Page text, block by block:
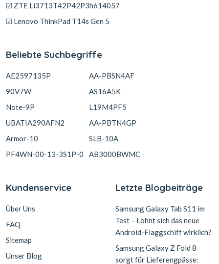
☑ ZTE Li3713T42P42P3h614057
☑ Lenovo ThinkPad T14s Gen 5
Beliebte Suchbegriffe
AE2597135P
90V7W
Note-9P
UBATIA290AFN2
Armor-10
PF4WN-00-13-3S1P-0
AA-PBSN4AF
AS16A5K
L19M4PF5
AA-PBTN4GP
SLB-10A
AB3000BWMC
Kundenservice
Über Uns
FAQ
Sitemap
Unser Blog
Letzte Blogbeiträge
Samsung Galaxy Tab S11 im
Test – Lohnt sich das neue
Android-Flaggschiff wirklich?
Samsung Galaxy Z Fold 8
sorgt für Lieferengpässe: